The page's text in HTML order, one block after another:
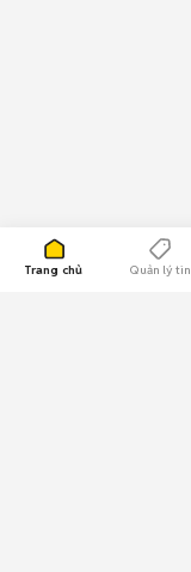
Trang chủ Quản lý tin